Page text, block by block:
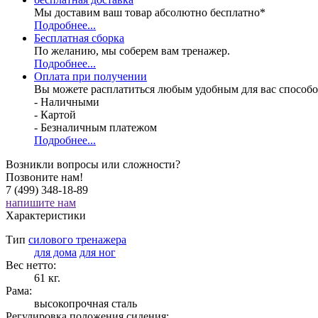
Мы доставим ваш товар абсолютно бесплатно*
Подробнее...
Бесплатная сборка
По желанию, мы соберем вам тренажер.
Подробнее...
Оплата при получении
Вы можете расплатиться любым удобным для вас
- Наличными
- Картой
- Безналичным платежом
Подробнее...
Возникли вопросы или сложности?
Позвоните нам!
7 (499) 348-18-89
напишите нам
Характеристики
Тип силового тренажера
для дома для ног
Вес нетто:
61 кг.
Рама:
высокопрочная сталь